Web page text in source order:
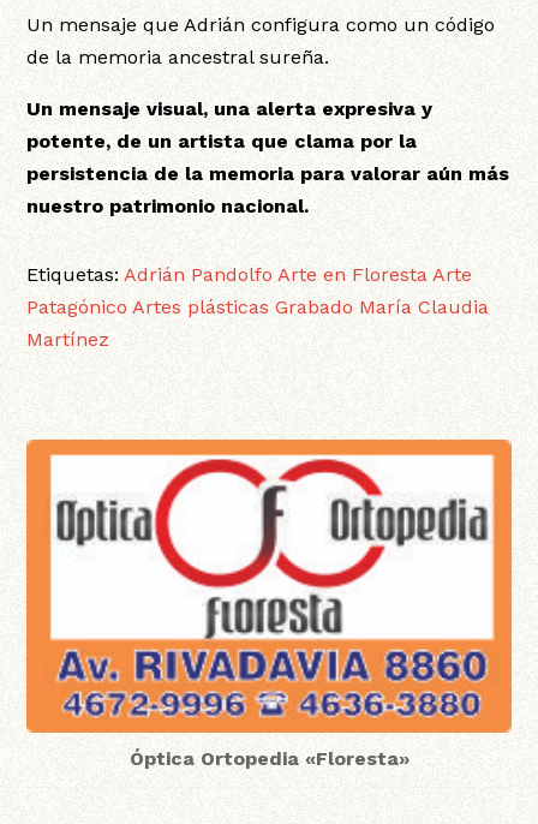
Un mensaje que Adrián configura como un código
de la memoria ancestral sureña.
Un mensaje visual, una alerta expresiva y
potente, de un artista que clama por la
persistencia de la memoria para valorar aún más
nuestro patrimonio nacional.
Etiquetas: Adrián Pandolfo Arte en Floresta Arte
Patagónico Artes plásticas Grabado María Claudia
Martínez
Óptica Ortopedia «Floresta»